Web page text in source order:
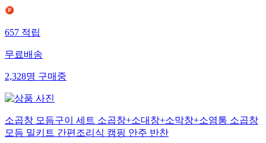
657 적립
무료배송
2,328명 구매중
소곱창 모듬구이 세트 소곱창+소대창+소막창+소염통 소곱창
모듬 밀키트 간편조리식 캠핑 안주 반찬